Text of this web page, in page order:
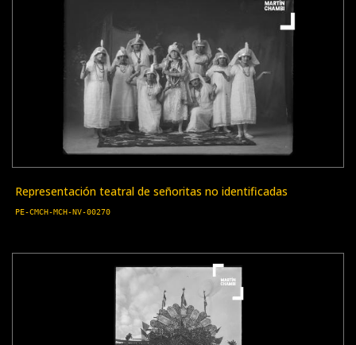
Representación teatral de señoritas no identificadas
PE-CMCH-MCH-NV-00270